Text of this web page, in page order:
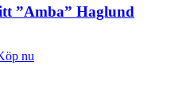
”Amba” Haglund
nu